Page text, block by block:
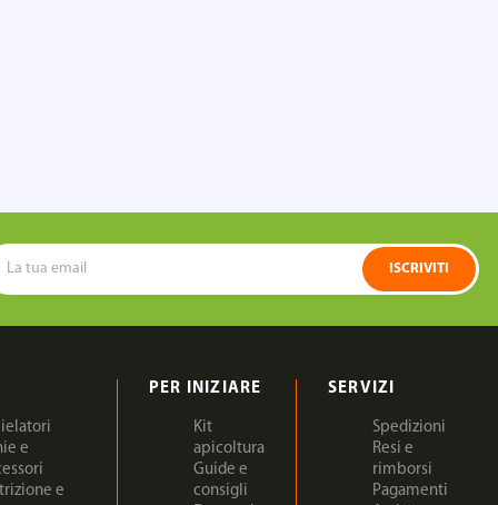
ISCRIVITI
e
e
PER INIZIARE
Kit
apicoltura
Guide e
consigli
SERVIZI
Spedizioni
Resi e
rimborsi
Pagamenti